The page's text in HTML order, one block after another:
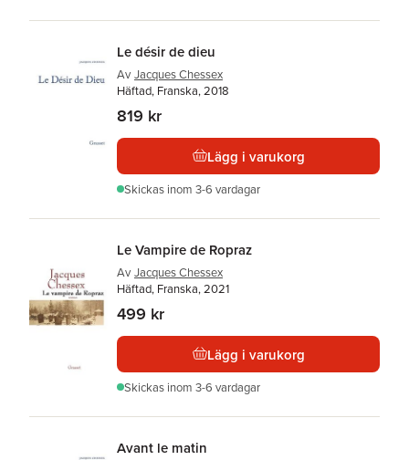
Le désir de dieu
Av Jacques Chessex
Häftad, Franska, 2018
819 kr
Lägg i varukorg
Skickas inom 3-6 vardagar
Le Vampire de Ropraz
Av Jacques Chessex
Häftad, Franska, 2021
499 kr
Lägg i varukorg
Skickas inom 3-6 vardagar
Avant le matin